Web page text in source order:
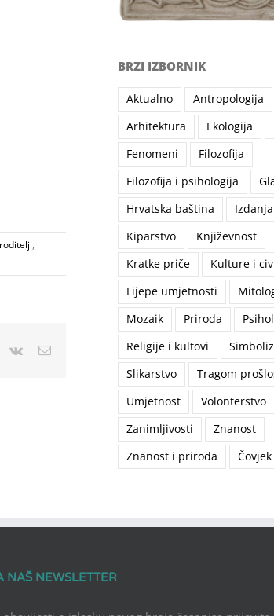
roditelji,
Pinterest
Vk Email
BRZI IZBORNIK
Aktualno
Antropologija
Arhitektura
Ekologija
Fenomeni
Filozofija
Filozofija i psihologija
Hrvatska baština
Izdanja
Kiparstvo
Književnost
Kratke priče
Kulture i
Lijepe umjetnosti
Mozaik
Priroda
Religije i kultovi
Slikarstvo
Tragom
Umjetnost
Volonterstvo
Zanimljivosti
Znanost
Znanost i priroda
NAŠ NEWSLETTER